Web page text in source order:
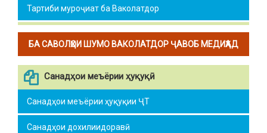
Тартиби муроҷиат ба Ваколатдор
БА САВОЛҲОИ ШУМО ВАКОЛАТДОР ҶАВОБ МЕДИҲАД
Санадҳои меъёрии ҳуқуқӣ
Санадҳои меъёрии ҳуқуқии ҶТ
Санадҳои дохилиидоравӣ